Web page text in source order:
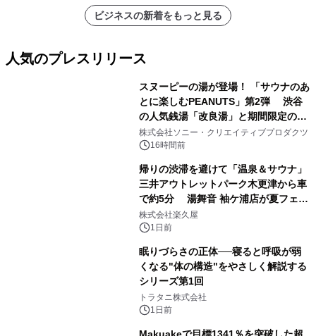
ビジネスの新着をもっと見る
人気のプレスリリース
スヌーピーの湯が登場！ 「サウナのあ
とに楽しむPEANUTS」第2弾 渋谷
の人気銭湯「改良湯」と期間限定のコ
ラボレーション サウナイキタイコラ
ボグッズも発売決定！
株式会社ソニー・クリエイティブプロダクツ
16時間前
帰りの渋滞を避けて「温泉＆サウナ」
三井アウトレットパーク木更津から車
で約5分 湯舞音 袖ケ浦店が夏フェア
メニューを提供
株式会社楽久屋
1日前
眠りづらさの正体──寝ると呼吸が弱
くなる"体の構造"をやさしく解説する
シリーズ第1回
トラタニ株式会社
1日前